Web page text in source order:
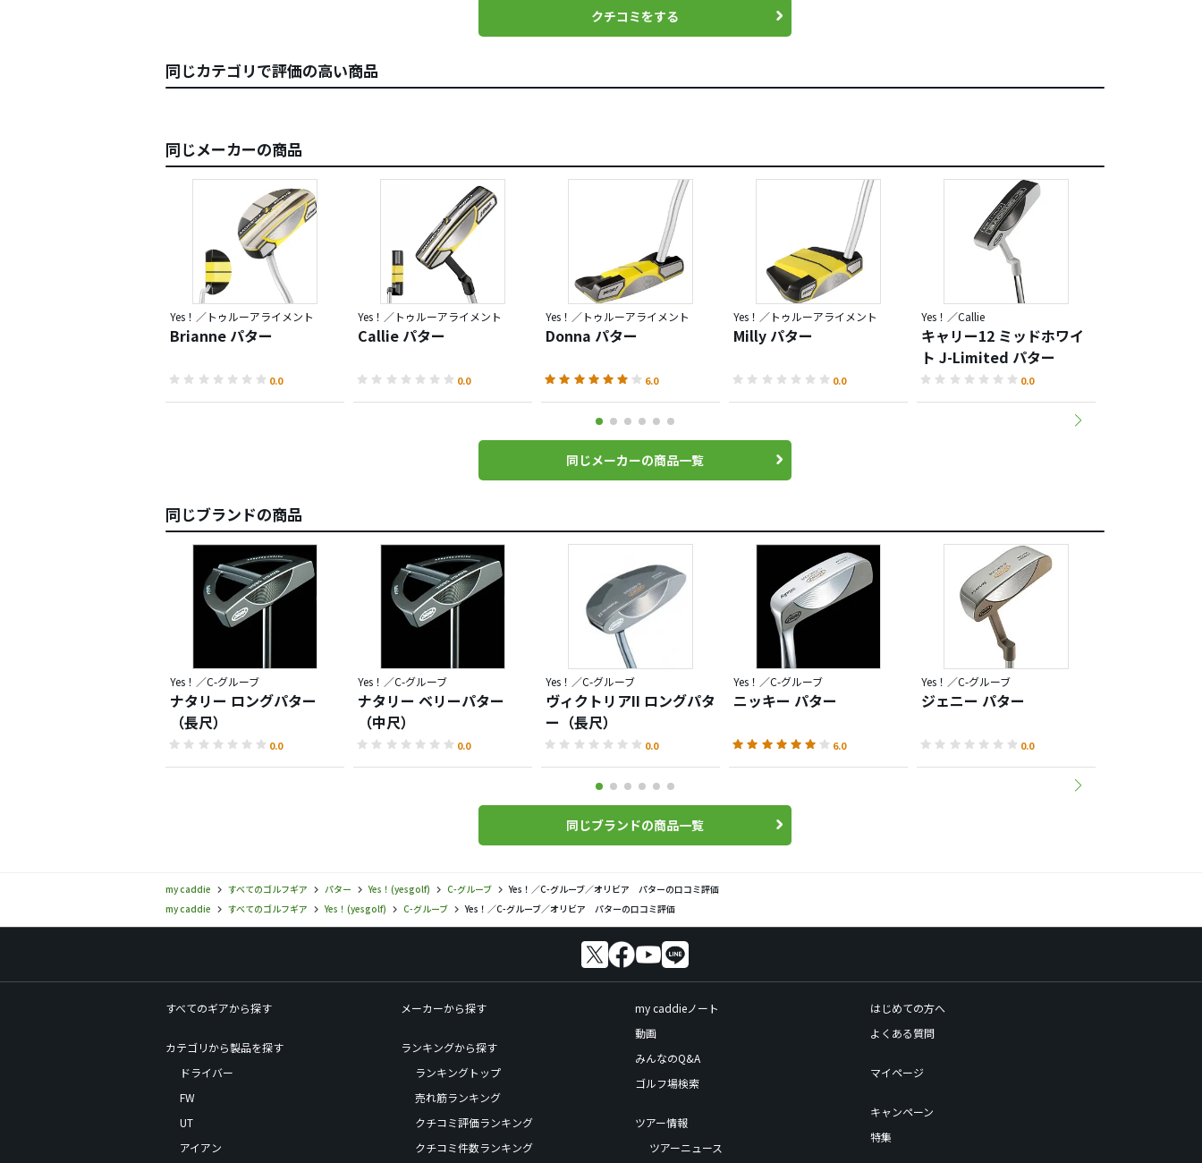
クチコミをする
同じカテゴリで評価の高い商品
同じメーカーの商品
Yes！／トゥルーアライメント
Brianne パター
0.0
Yes！／トゥルーアライメント
Callie パター
0.0
Yes！／トゥルーアライメント
Donna パター
6.0
Yes！／トゥルーアライメント
Milly パター
0.0
Yes！／Callie
キャリー12 ミッドホワイ
ト J-Limited パター
0.0
同じメーカーの商品一覧
同じブランドの商品
Yes！／C-グルーブ
ナタリー ロングパター
（長尺）
0.0
Yes！／C-グルーブ
ナタリー ベリーパター
（中尺）
0.0
Yes！／C-グルーブ
ヴィクトリアII ロングパタ
ー（長尺）
0.0
Yes！／C-グルーブ
ニッキー パター
6.0
Yes！／C-グルーブ
ジェニー パター
0.0
同じブランドの商品一覧
my caddie すべてのゴルフギア パター Yes！(yesgolf) C-グルーブ
Yes！／C-グルーブ／オリビア パターの口コミ評価
my caddie
すべてのゴルフギア Yes！(yesgolf) C-グルーブ Yes！／C-グルーブ／オリビア パターの口コミ評価
すべてのギアから探す
カテゴリから製品を探す
ドライバー
FW
UT
アイアン
メーカーから探す
ランキングから探す
ランキングトップ
売れ筋ランキング
クチコミ評価ランキング
クチコミ件数ランキング
my caddieノート
動画
みんなのQ&A
ゴルフ場検索
ツアー情報
ツアーニュース
はじめての方へ
よくある質問
マイページ
キャンペーン
特集